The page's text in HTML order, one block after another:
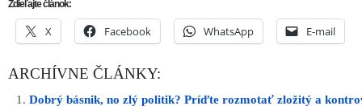
Presne v deň 25. výročia smrti sa uskutoční spomienka
dielo trnavského rodáka.
Jitterboogie napísala Dana Podracká, hudbu
Kokavec.